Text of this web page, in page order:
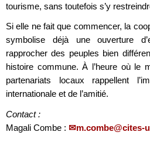
tourisme, sans toutefois s’y
Si elle ne fait que commencer, la
symbolise déjà une ouverture
rapprocher des peuples bien
histoire commune. À l’heure où le
partenariats locaux rappellent
internationale et de l’amitié.
Contact :
Magali Combe :
m.combe@cites-